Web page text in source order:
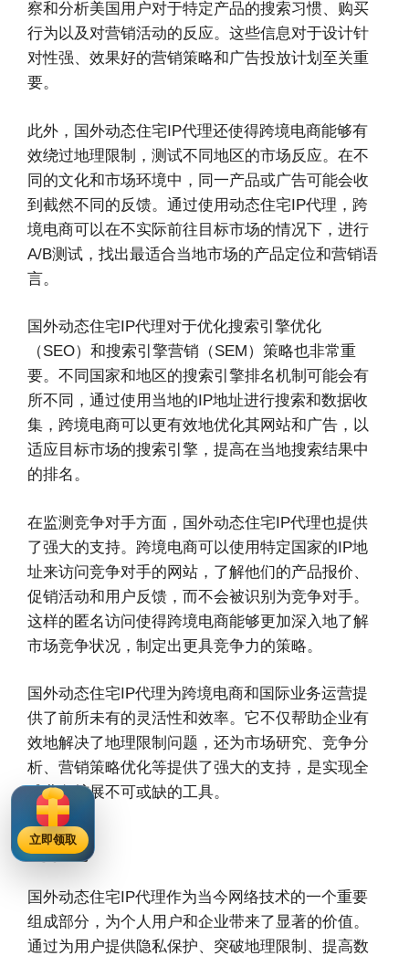
察和分析美国用户对于特定产品的搜索习惯、购买
行为以及对营销活动的反应。这些信息对于设计针
对性强、效果好的营销策略和广告投放计划至关重
要。
此外，国外动态住宅IP代理还使得跨境电商能够有
效绕过地理限制，测试不同地区的市场反应。在不
同的文化和市场环境中，同一产品或广告可能会收
到截然不同的反馈。通过使用动态住宅IP代理，跨
境电商可以在不实际前往目标市场的情况下，进行
A/B测试，找出最适合当地市场的产品定位和营销语
言。
国外动态住宅IP代理对于优化搜索引擎优化
（SEO）和搜索引擎营销（SEM）策略也非常重
要。不同国家和地区的搜索引擎排名机制可能会有
所不同，通过使用当地的IP地址进行搜索和数据收
集，跨境电商可以更有效地优化其网站和广告，以
适应目标市场的搜索引擎，提高在当地搜索结果中
的排名。
在监测竞争对手方面，国外动态住宅IP代理也提供
了强大的支持。跨境电商可以使用特定国家的IP地
址来访问竞争对手的网站，了解他们的产品报价、
促销活动和用户反馈，而不会被识别为竞争对手。
这样的匿名访问使得跨境电商能够更加深入地了解
市场竞争状况，制定出更具竞争力的策略。
国外动态住宅IP代理为跨境电商和国际业务运营提
供了前所未有的灵活性和效率。它不仅帮助企业有
效地解决了地理限制问题，还为市场研究、竞争分
析、营销策略优化等提供了强大的支持，是实现全
球业务扩展不可或缺的工具。
结论
国外动态住宅IP代理作为当今网络技术的一个重要
组成部分，为个人用户和企业带来了显著的价值。
通过为用户提供隐私保护、突破地理限制、提高数
立即领取